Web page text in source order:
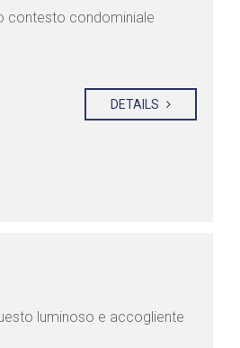
contesto condominiale
DETAILS
luminoso e accogliente